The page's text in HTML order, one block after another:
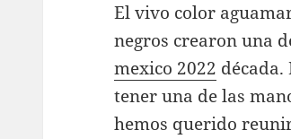
El vivo color
negros crearon una
mexico 2022
tener una de las
hemos querido